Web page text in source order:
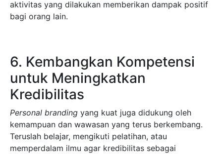
aktivitas yang dilakukan memberikan dampak positif
bagi orang lain.
6. Kembangkan Kompetensi
untuk Meningkatkan
Kredibilitas
Personal branding yang kuat juga didukung oleh
kemampuan dan wawasan yang terus berkembang.
Teruslah belajar, mengikuti pelatihan, atau
memperdalam ilmu agar kredibilitas sebagai